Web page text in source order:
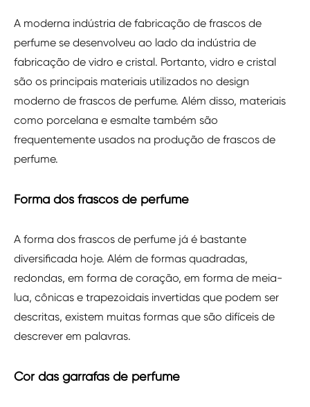
A moderna indústria de fabricação de frascos de
perfume se desenvolveu ao lado da indústria de
fabricação de vidro e cristal. Portanto, vidro e cristal
são os principais materiais utilizados no design
moderno de frascos de perfume. Além disso, materiais
como porcelana e esmalte também são
frequentemente usados na produção de frascos de
perfume.
Forma dos frascos de perfume
A forma dos frascos de perfume já é bastante
diversificada hoje. Além de formas quadradas,
redondas, em forma de coração, em forma de meia-
lua, cônicas e trapezoidais invertidas que podem ser
descritas, existem muitas formas que são difíceis de
descrever em palavras.
Cor das garrafas de perfume